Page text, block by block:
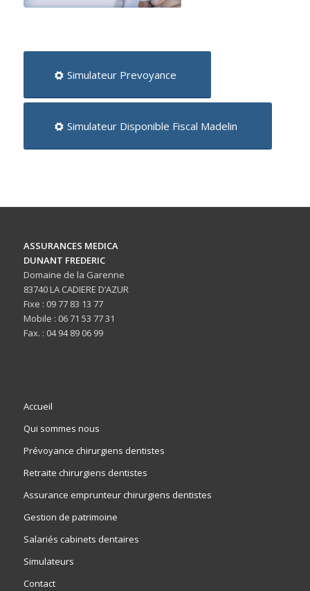
Simulateur Prevoyance
Simulateur Disponible Fiscal Madelin
ASSURANCES MEDICA
DUNANT FREDERIC
Domaine de la Garenne
83740 LA CADIERE D’AZUR
Fixe : 09 77 83 13 77
Mobile : 06 71 53 77 31
Fax. : 04 94 89 06 99
Accueil
Qui sommes nous
Prévoyance chirurgiens dentistes
Retraite chirurgiens dentistes
Assurance emprunteur chirurgiens dentistes
Gestion de patrimoine
Salariés cabinets dentaires
Simulateurs
Contact